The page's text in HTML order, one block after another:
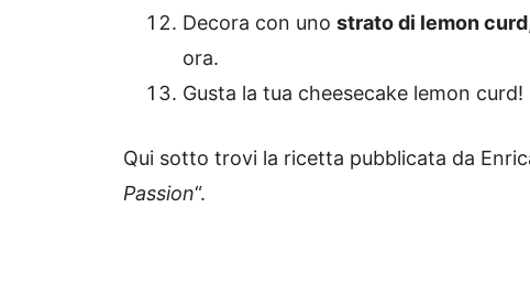
Decora con uno strato di lemon curd
ora.
Gusta la tua cheesecake lemon curd!
Qui sotto trovi la ricetta pubblicata da
Passion“.